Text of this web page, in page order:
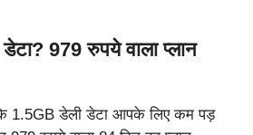
डेटा? 979 रुपये वाला प्लान
1.5GB डेली डेटा आपके लिए कम पड़